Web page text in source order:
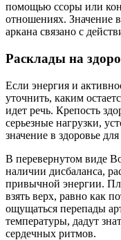
помощью ссоры или
отношениях. Значение
аркана связано с
Расклады на
Если энергия и
уточнить, каким
идет речь. Крепость
серьезные нагрузки,
значение в здоровье
В перевернутом виде
наличии дисбаланса,
привычной энергии.
взять верх, равно как
ощущаться перепады
температуры, дадут
сердечных ритмов.